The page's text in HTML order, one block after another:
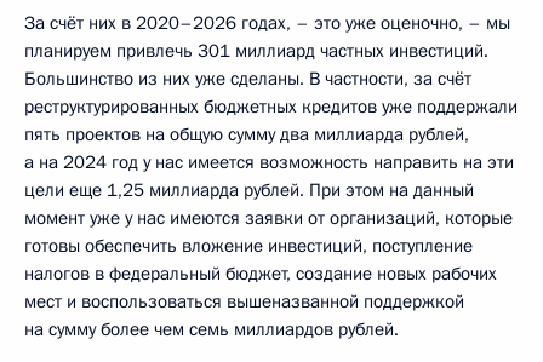
За счёт них в 2020–2026 годах, – это уже оценочно, – мы
планируем привлечь 301 миллиард частных инвестиций.
Большинство из них уже сделаны. В частности, за счёт
реструктурированных бюджетных кредитов уже поддержали
пять проектов на общую сумму два миллиарда рублей,
а на 2024 год у нас имеется возможность направить на эти
цели еще 1,25 миллиарда рублей. При этом на данный
момент уже у нас имеются заявки от организаций, которые
готовы обеспечить вложение инвестиций, поступление
налогов в федеральный бюджет, создание новых рабочих
мест и воспользоваться вышеназванной поддержкой
на сумму более чем семь миллиардов рублей.